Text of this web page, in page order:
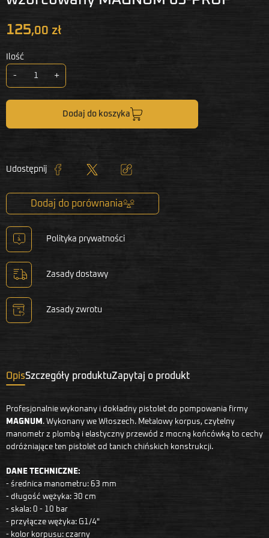
125,00 zł
Ilość
- +
Dodaj do koszyka
Udostępnij
Dodaj do porównania
Polityka prywatności
Zasady dostawy
Zasady zwrotu
OpisSzczegóły produktuZapytaj o produkt
Profesjonalnie wykonany i dokładny pistolet do pompowania firmy
MAGNUM . Wykonany we Włoszech. Metalowy korpus, czytelny
manometr z plombą i elastyczny przewód z mocną końcówką to cechy
odróżniające ten pistolet od tanich chińskich konstrukcji.
DANE TECHNICZNE:
- średnica manometru: 63 mm
- długość wężyka: 30 cm
- skala: 0 - 10 bar
- przyłącze wężyka: G1/4"
- kolor korpusu: czarny